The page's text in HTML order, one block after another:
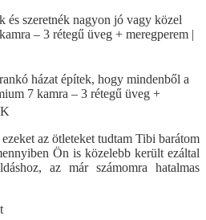
és szeretnék nagyon jó vagy közel
– 3 rétegű üveg + meregperem |
házat építek, hogy mindenből a
7 kamra – 3 rétegű üveg +
K
az ötleteket tudtam Tibi barátom
Ön is közelebb került ezáltal
az már számomra hatalmas